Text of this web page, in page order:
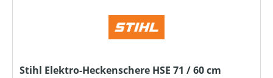
Stihl Elektro-Heckenschere HSE 71 / 60 cm